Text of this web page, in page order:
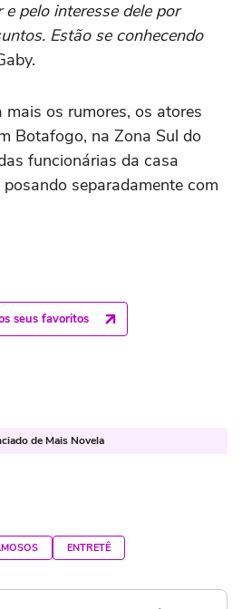
pelo interesse dele por
Estão se conhecendo
os rumores, os atores
Botafogo, na Zona Sul do
funcionárias da casa
separadamente com
seus favoritos
de Mais Novela
ENTRETÊ